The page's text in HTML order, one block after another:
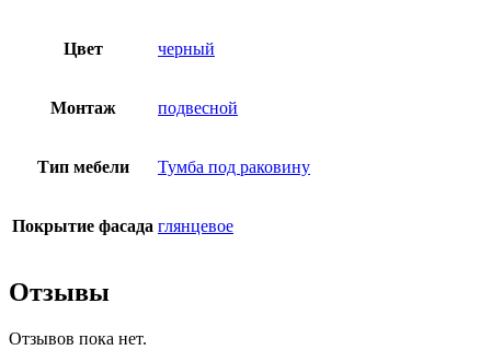
Цвет черный
Монтаж подвесной
Тип мебели Тумба под раковину
Покрытие фасада глянцевое
Отзывы
Отзывов пока нет.